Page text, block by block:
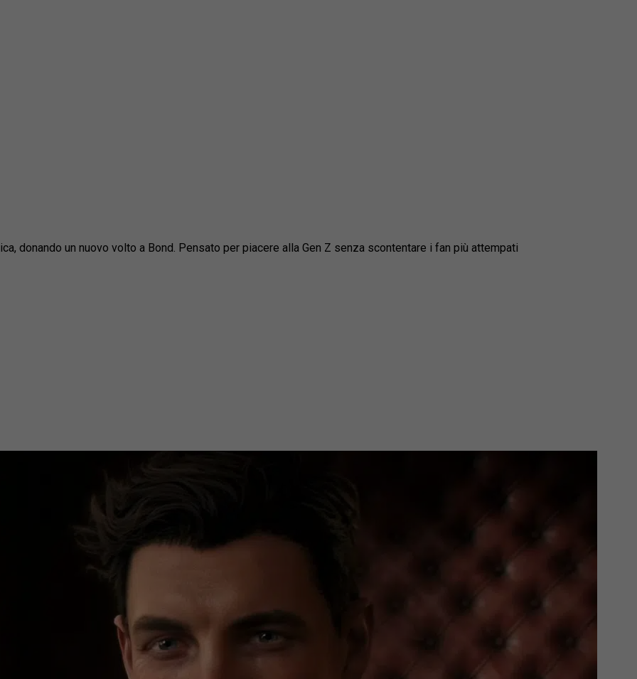
donando un nuovo volto a Bond. Pensato per piacere alla Gen Z senza scontentare i fan più attempati